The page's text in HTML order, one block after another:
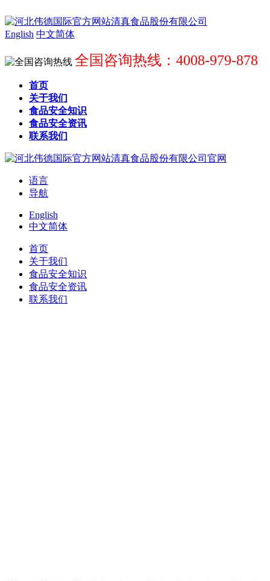
English 中文简体
全国咨询热线：4008-979-878
首页
关于我们
食品安全知识
食品安全资讯
联系我们
语言
导航
English
中文简体
首页
关于我们
食品安全知识
食品安全资讯
联系我们